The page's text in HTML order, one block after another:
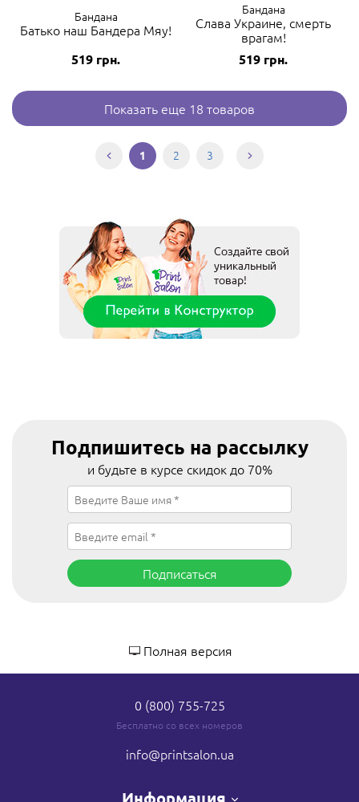
Бандана
Батько наш Бандера Мяу!
519 грн.
Бандана
Слава Украине, смерть
врагам!
519 грн.
Показать еще 18 товаров
1 2 3
Подпишитесь на рассылку
и будьте в курсе скидок до 70%
Подписаться
Полная версия
0 (800) 755-725
Бесплатно со всех номеров
info@printsalon.ua